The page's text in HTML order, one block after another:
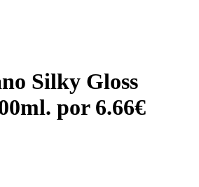
Silky Gloss
por 6.66€